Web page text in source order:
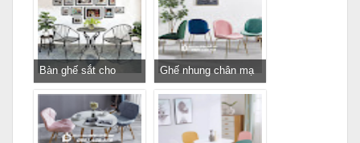
inox, chân bàn ăn hot
trend 2023
Bàn ghế sắt cho
quán cafe, quán ăn
sân vườn, ban công,
sân thượng
Ghế nhung chân mạ
vàng GLM116 - ghế
tiếp khách sang trọng
cho cửa hàng, spa,
văn phòng tại